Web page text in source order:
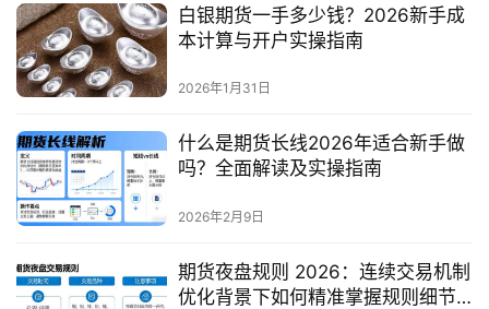
白银期货一手多少钱？2026新手成
本计算与开户实操指南
2026年1月31日
什么是期货长线2026年适合新手做
吗？全面解读及实操指南
2026年2月9日
期货夜盘规则 2026：连续交易机制
优化背景下如何精准掌握规则细节